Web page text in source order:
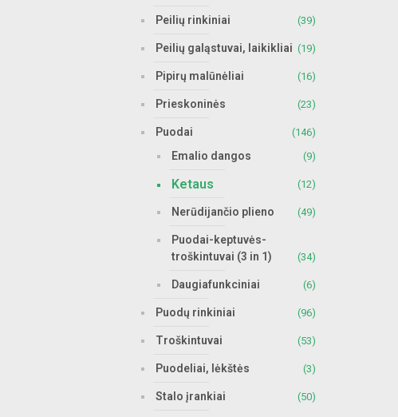
Peilių rinkiniai (39)
Peilių galąstuvai, laikikliai (19)
Pipirų malūnėliai (16)
Prieskoninės (23)
Puodai (146)
Emalio dangos (9)
Ketaus (12)
Nerūdijančio plieno (49)
Puodai-keptuvės-
troškintuvai (3 in 1)
(34)
Daugiafunkciniai (6)
Puodų rinkiniai (96)
Troškintuvai (53)
Puodeliai, lėkštės (3)
Stalo įrankiai (50)